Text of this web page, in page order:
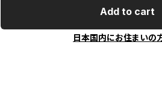
Add to cart
日本国内にお住まいの